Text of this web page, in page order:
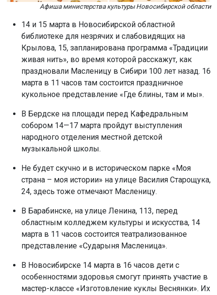
Афиша министерства культуры Новосибирской области
14 и 15 марта в Новосибирской областной
библиотеке для незрячих и слабовидящих на
Крылова, 15, запланирована программа «Традиции
живая нить», во время которой расскажут, как
праздновали Масленицу в Сибири 100 лет назад. 16
марта в 11 часов там состоится праздничное
кукольное представление «Где блины, там и мы».
В Бердске на площади перед Кафедральным
собором 14—17 марта пройдут выступления
народного отделения местной детской
музыкальной школы.
Не будет скучно и в историческом парке «Моя
страна – моя истории» на улице Василия Старощука,
24, здесь тоже отмечают Масленицу.
В Барабинске, на улице Ленина, 113, перед
областным колледжем культуры и искусства, 14
марта в 11 часов состоится театрализованное
представление «Сударыня Масленица».
В Новосибирске 14 марта в 16 часов дети с
особенностями здоровья смогут принять участие в
мастер-классе «Изготовление куклы Веснянки». Их